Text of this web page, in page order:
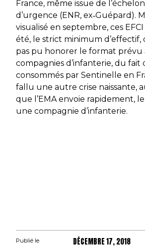
France, même issue de
d’urgence (ENR, ex‑Guépard).
visualisé en septembre, ces
été, le strict minimum d’effectif,
pas pu honorer le format prévu
compagnies d’infanterie, du fait
consommés par Sentinelle en
fallu une autre crise naissante,
que l’EMA envoie rapidement,
une compagnie d’infanterie.
Publié le DÉCEMBRE 17, 2018